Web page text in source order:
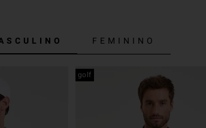
FEMININO
golf